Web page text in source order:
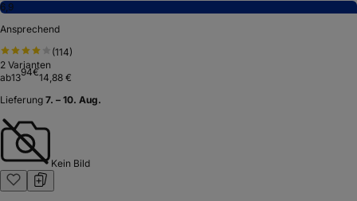
6,9
Ansprechend
(114)
2 Varianten
ab1394€14,88 €
Lieferung 7. – 10. Aug.
Kein Bild